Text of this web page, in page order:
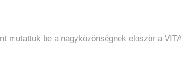
mutattuk be a nagyközönségnek eloször a